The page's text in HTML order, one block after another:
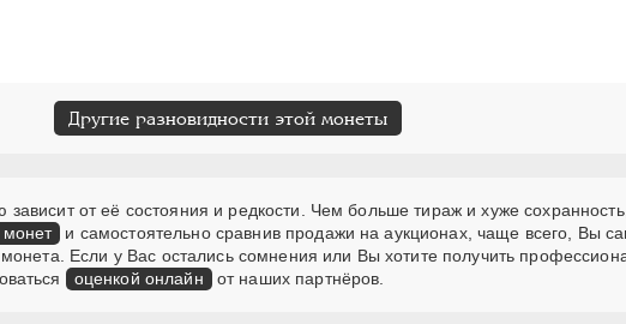
Другие разновидности этой монеты
от её состояния и редкости. Чем больше тираж и хуже
монет
и самостоятельно сравнив продажи на аукционах, чаще всего, Вы
Если у Вас остались сомнения или Вы хотите получить
оценкой онлайн от наших партнёров.